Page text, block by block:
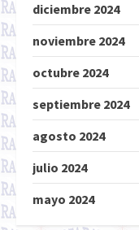
diciembre 2024
noviembre 2024
octubre 2024
septiembre 2024
agosto 2024
julio 2024
mayo 2024